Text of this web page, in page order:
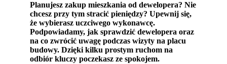
Planujesz zakup mieszkania od dewelopera? Nie
chcesz przy tym stracić pieniędzy? Upewnij się,
że wybierasz uczciwego wykonawcę.
Podpowiadamy, jak sprawdzić dewelopera oraz
na co zwrócić uwagę podczas wizyty na placu
budowy. Dzięki kilku prostym ruchom na
odbiór kluczy poczekasz ze spokojem.